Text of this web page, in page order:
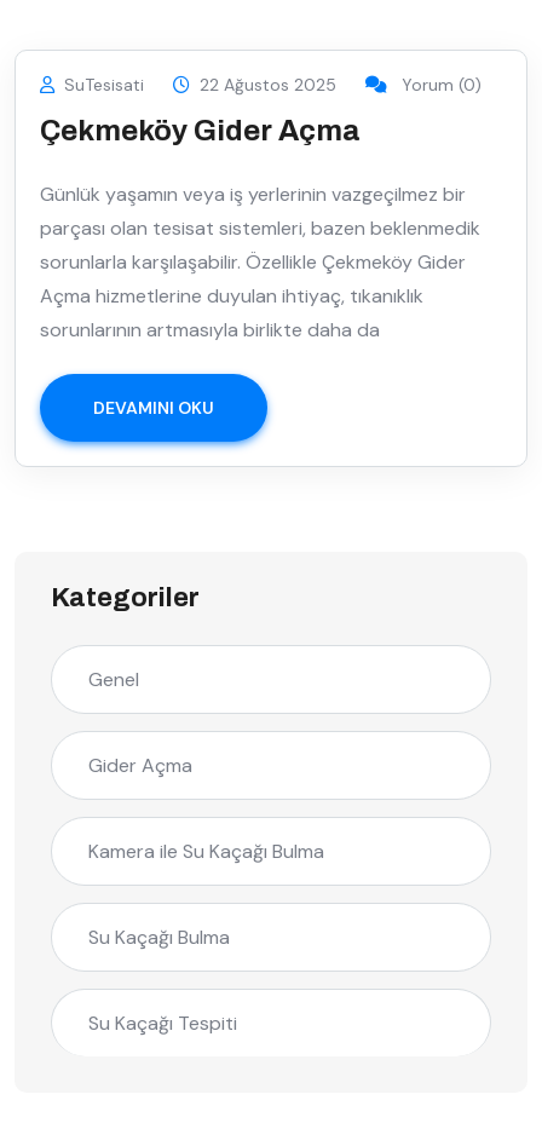
SuTesisati 22 Ağustos 2025 Yorum (0)
Çekmeköy Gider Açma
Günlük yaşamın veya iş yerlerinin vazgeçilmez bir
parçası olan tesisat sistemleri, bazen beklenmedik
sorunlarla karşılaşabilir. Özellikle Çekmeköy Gider
Açma hizmetlerine duyulan ihtiyaç, tıkanıklık
sorunlarının artmasıyla birlikte daha da
DEVAMINI OKU
Kategoriler
Genel
Gider Açma
Kamera ile Su Kaçağı Bulma
Su Kaçağı Bulma
Su Kaçağı Tespiti